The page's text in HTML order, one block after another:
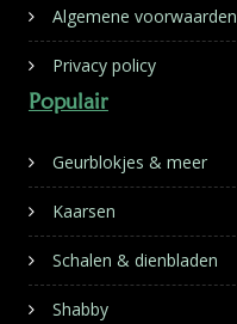
Algemene voorwaarden
Privacy policy
Populair
Geurblokjes & meer
Kaarsen
Schalen & dienbladen
Shabby